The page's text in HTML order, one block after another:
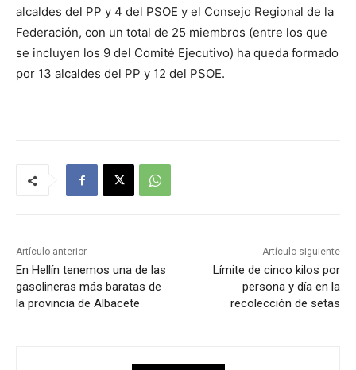
alcaldes del PP y 4 del PSOE y el Consejo Regional de la
Federación, con un total de 25 miembros (entre los que
se incluyen los 9 del Comité Ejecutivo) ha queda formado
por 13 alcaldes del PP y 12 del PSOE.
Artículo anterior
En Hellín tenemos una de las
gasolineras más baratas de
la provincia de Albacete
Artículo siguiente
Límite de cinco kilos por
persona y día en la
recolección de setas